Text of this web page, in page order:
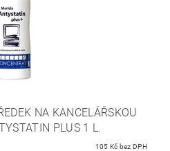
NA KANCELÁŘSKOU
PLUS 1 L.
105 Kč bez DPH